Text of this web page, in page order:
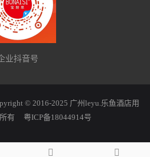
业抖音号
© 2016-2025 广州leyu.乐鱼酒店用
有
粤ICP备18044914号